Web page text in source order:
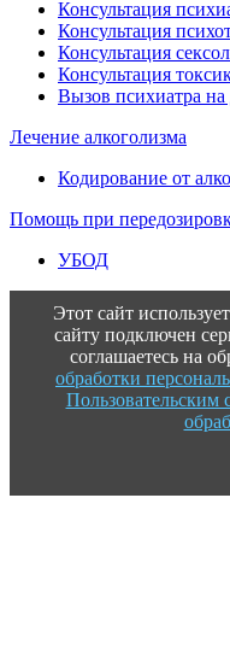
Консультация
Консультация
Консультация
Консультация
Вызов психиатра
Лечение алкоголизма
Кодирование от
Помощь при
УБОД
Этот сайт
сайту подключен
соглашаетесь на
обработки
Пользовательским